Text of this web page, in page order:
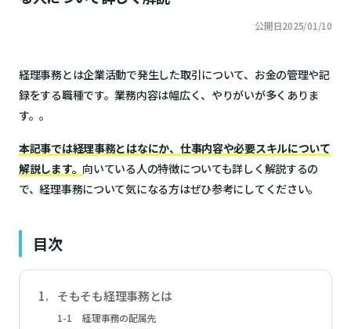
公開日2025/01/10
経理事務とは企業活動で発生した取引について、お金の管理や記
録をする職種です。業務内容は幅広く、やりがいが多くありま
す。。
本記事では経理事務とはなにか、仕事内容や必要スキルについて
解説します。 向いている人の特徴についても詳しく解説するの
で、経理事務について気になる方はぜひ参考にしてください。
目次
そもそも経理事務とは
経理事務の配属先